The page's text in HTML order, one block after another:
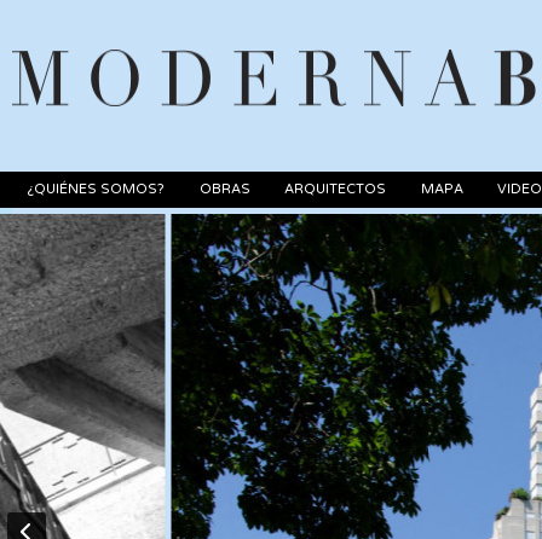
¿QUIÉNES SOMOS? OBRAS ARQUITECTOS MAPA